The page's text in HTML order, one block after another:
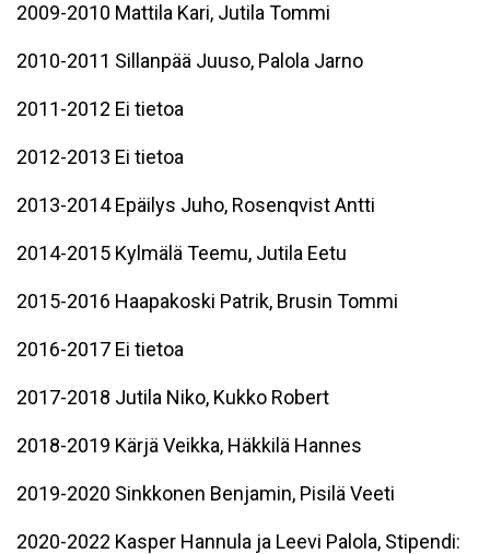
2009-2010 Mattila Kari, Jutila Tommi
2010-2011 Sillanpää Juuso, Palola Jarno
2011-2012 Ei tietoa
2012-2013 Ei tietoa
2013-2014 Epäilys Juho, Rosenqvist Antti
2014-2015 Kylmälä Teemu, Jutila Eetu
2015-2016 Haapakoski Patrik, Brusin Tommi
2016-2017 Ei tietoa
2017-2018 Jutila Niko, Kukko Robert
2018-2019 Kärjä Veikka, Häkkilä Hannes
2019-2020 Sinkkonen Benjamin, Pisilä Veeti
2020-2022 Kasper Hannula ja Leevi Palola, Stipendi: